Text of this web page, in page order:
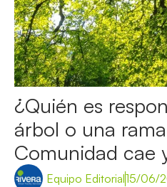
¿Quién es
árbol o una
Comunidad cae
Equipo Editorial15/06/